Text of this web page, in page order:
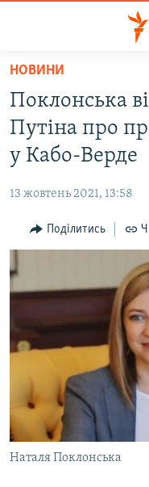
Перейти
основного
матеріалу
Перейти
до
основної
Перейти
до
пошуку
ВІДЕО ТА ФОТО
БЛОГИ
ПОГЛЯД
ВСЕ ЗА ДЕНЬ
СПЕЦПРОЕКТИ
ДЕПОРТАЦІЯ
ВІДЕОУРОКИ «ELIFBE»
СВІДЧЕННЯ ОКУПАЦІЇ
УКРАЇНСЬКА ПРОБЛЕМА
ІНФОГРАФІКА
ЯК ОБІЙТИ
Русский
Qırımtatar
ДОЛУЧАЙСЯ!
НОВИНИ
Поклонська
Путіна про
у Кабо-Верде
13 жовтень 2021, 13:58
Поділитись
Наталя Поклонська